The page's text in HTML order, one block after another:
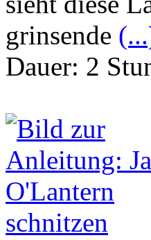
grinsende
Dauer: 2